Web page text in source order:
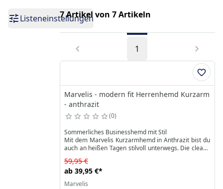
Listeneinstellungen7 Artikel von 7 Artikeln
1
Marvelis - modern fit Herrenhemd Kurzarm
- anthrazit
0
Sommerliches Businesshemd mit Stil
Mit dem Marvelis Kurzarmhemd in Anthrazit bist du
auch an heißen Tagen stilvoll unterwegs. Die cleane
Jeans kombinieren – ob im Büro, auf Geschäftsreise
oder bei festlichen Anlässen im Sommer.
ab 39,95 €*
59,95 €
Marvelis